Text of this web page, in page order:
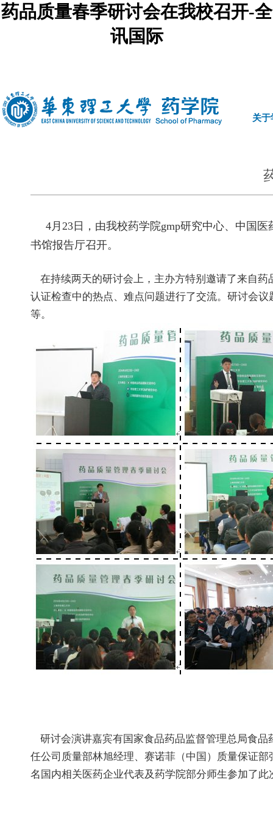
药品质量春季研讨会在我校召开-全
讯国际
关于
4月23日，由我校药学院gmp研究中心、中国医
书馆报告厅召开。
在持续两天的研讨会上，主办方特别邀请了来自药
认证检查中的热点、难点问题进行了交流。研讨会
等。
研讨会演讲嘉宾有国家食品药品监督管理总局食品
任公司质量部林旭经理、赛诺菲（中国）质量保证
名国内相关医药企业代表及药学院部分师生参加了此